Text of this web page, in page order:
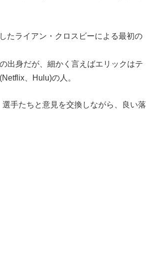
たライアン・クロスビーによる最初の
出身だが、細かく言えばエリックはテ
、Hulu)の人。
手たちと意見を交換しながら、良い落